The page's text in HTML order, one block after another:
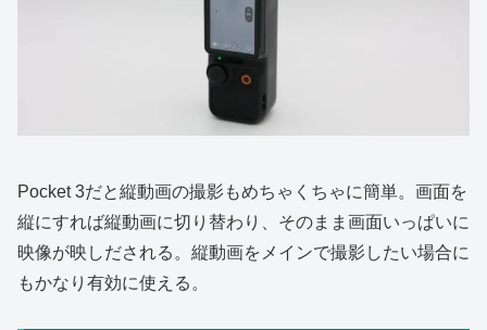
Pocket 3だと縦動画の撮影もめちゃくちゃに簡単。画面を
縦にすれば縦動画に切り替わり、そのまま画面いっぱいに
映像が映しだされる。縦動画をメインで撮影したい場合に
もかなり有効に使える。